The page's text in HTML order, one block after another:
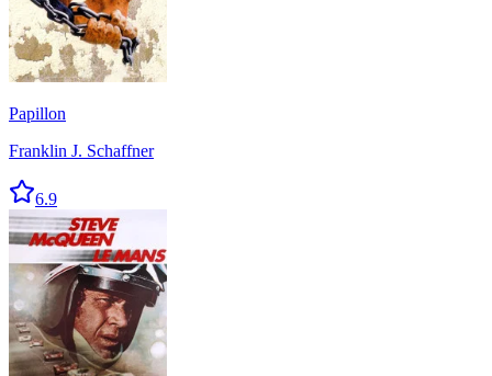
Papillon
Franklin J. Schaffner
6.9